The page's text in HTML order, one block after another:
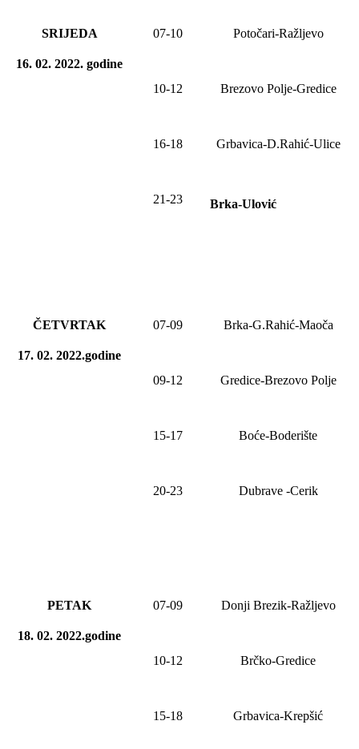
SRIJEDA
16. 02. 2022. godine
07-10 Potočari-Ražljevo
10-12 Brezovo Polje-Gredice
16-18 Grbavica-D.Rahić-Ulice
21-23 Brka-Ulović
ČETVRTAK
17. 02. 2022.godine
07-09 Brka-G.Rahić-Maoča
09-12 Gredice-Brezovo Polje
15-17 Boće-Boderište
20-23 Dubrave -Cerik
PETAK
18. 02. 2022.godine
07-09 Donji Brezik-Ražljevo
10-12 Brčko-Gredice
15-18 Grbavica-Krepšić